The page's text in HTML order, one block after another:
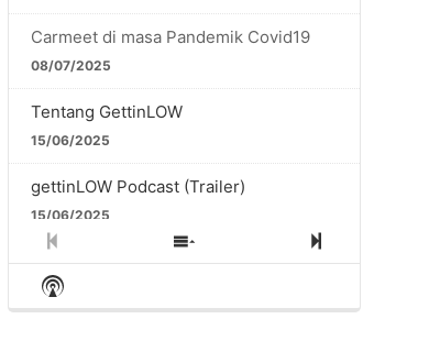
Carmeet di masa Pandemik Covid19
08/07/2025
Tentang GettinLOW
15/06/2025
gettinLOW Podcast (Trailer)
15/06/2025
Previous
Episode
Show
Episodes
Next
Episode
Show
Podcast